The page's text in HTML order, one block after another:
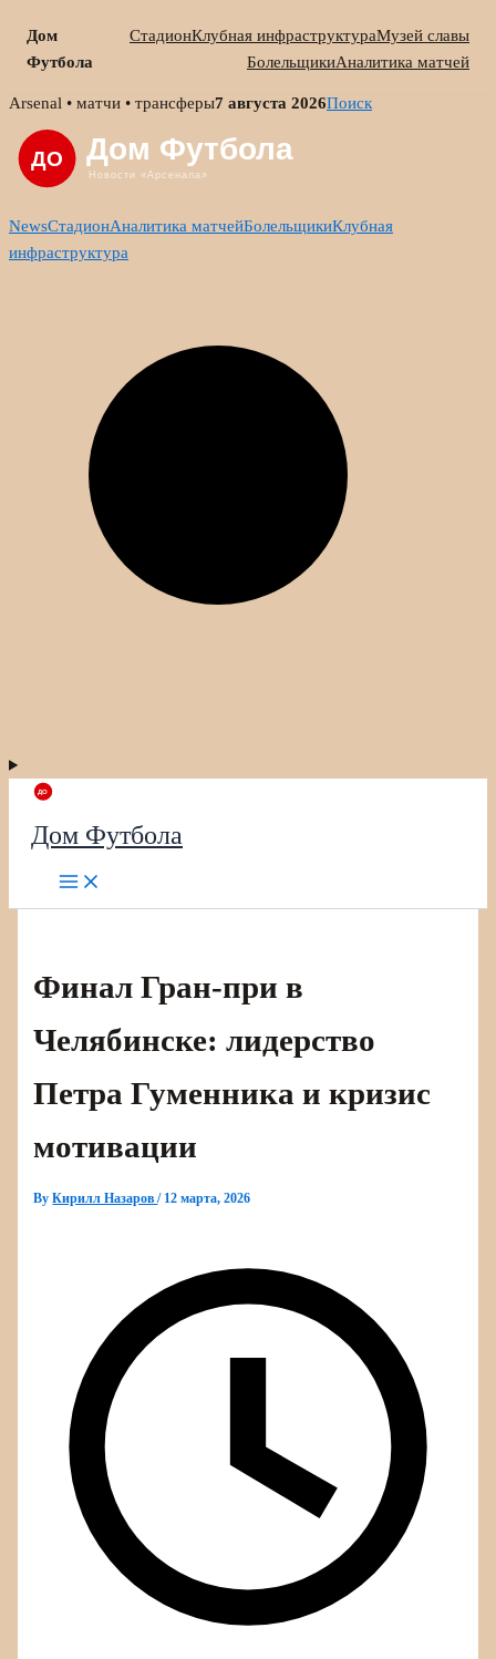
Дом
Футбола
СтадионКлубная инфраструктураМузей славы
БолельщикиАналитика матчей
Skip
content
Arsenal • матчи • трансферы7 августа 2026Поиск
NewsСтадионАналитика матчейБолельщикиКлубная
инфраструктура
Дом Футбола
Финал Гран-при в
Челябинске: лидерство
Петра Гуменника и кризис
мотивации
ByКирилл Назаров/ 12 марта, 2026